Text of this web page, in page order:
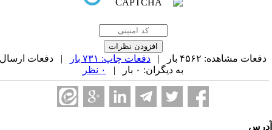
دفعات مشاهده: ۴۵۶۲ بار | دفعات چاپ: ۷۳۱ بار
| دفعات ارسال
به دیگران: ۰ بار |